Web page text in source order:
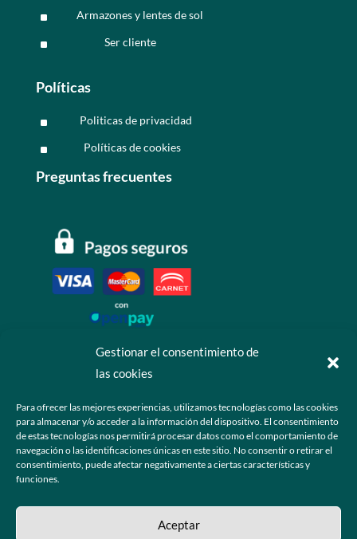
Gestionar el consentimiento de
las cookies
Para ofrecer las mejores experiencias, utilizamos tecnologías como las cookies
para almacenar y/o acceder a la información del dispositivo. El consentimiento
de estas tecnologías nos permitirá procesar datos como el comportamiento de
navegación o las identificaciones únicas en este sitio. No consentir o retirar el
consentimiento, puede afectar negativamente a ciertas características y
funciones.
Aceptar
^ Armazones y lentes de sol
^ Ser cliente
Políticas
^ Politicas de privacidad
^ Políticas de cookies
Preguntas frecuentes
 +52 55 6173 7725 (Ventas)
 hola@grupo-omk.com
© 2025 Grupo OMK – Todos los derechos reservados